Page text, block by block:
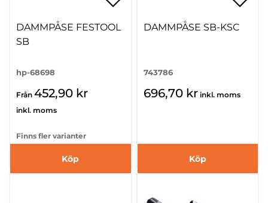
DAMMPÅSE FESTOOL
SB
hp-68698
Från 452,90 kr
inkl. moms
Finns fler varianter
Köp
DAMMPÅSE SB-KSC
743786
696,70 kr inkl. moms
Köp